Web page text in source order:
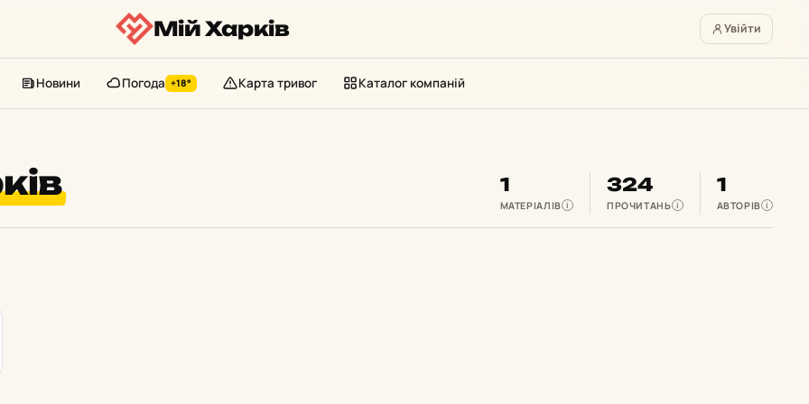
Мій Харків Увійти
Новини Погода +18° Карта тривог Каталог компаній
1
МАТЕРІАЛІВ i
324
ПРОЧИТАНЬ i
1
АВТОРІВ i